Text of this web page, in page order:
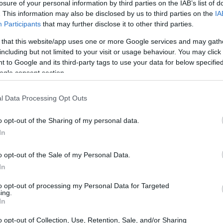
of your personal information by third parties on the IAB’s list of
This information may also be disclosed by us to third parties on the
Participants that may further disclose it to other third parties.
that this website/app uses one or more Google services and may
but not limited to your visit or usage behaviour. You may
to Google and its third-party tags to use your data for below
consent section.
Data Processing Opt Outs
opt-out of the Sharing of my personal data.
opt-out of the Sale of my Personal Data.
opt-out of processing my Personal Data for Targeted
opt-out of Collection, Use, Retention, Sale, and/or Sharing
outra criptomoeda, por isso é útil ser capaz de
Hoje veremos como você pode usar métodos
sua própria previsão de preço Storj